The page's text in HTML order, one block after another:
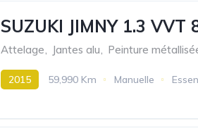
SUZUKI JIMNY 1.3 VVT
Attelage, Jantes alu, Peinture
2015 59,990 Km Manuelle